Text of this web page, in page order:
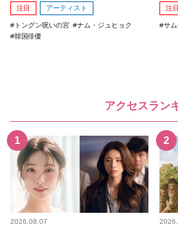
注目 アーティスト
トングン呪いの宮
ナム・ジュヒョク
韓国俳優
注目
サ
アクセスラン
2026.08.07